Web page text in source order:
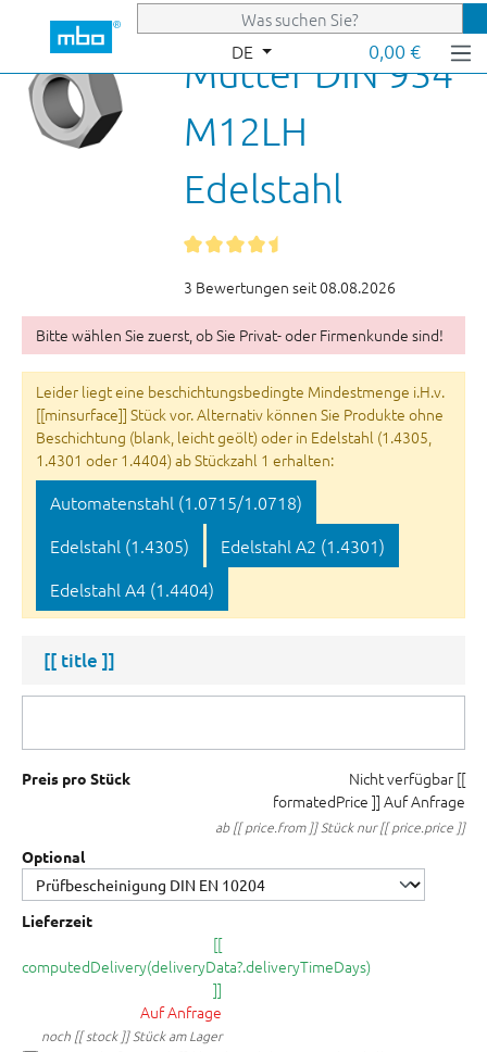
Zum Hauptinhalt springen
DE 0,00 €
Mutter DIN 934
M12LH
Edelstahl
3 Bewertungen seit 08.08.2026
Bitte wählen Sie zuerst, ob Sie Privat- oder Firmenkunde sind!
Leider liegt eine beschichtungsbedingte Mindestmenge i.H.v.
[[minsurface]] Stück vor. Alternativ können Sie Produkte ohne
Beschichtung (blank, leicht geölt) oder in Edelstahl (1.4305,
1.4301 oder 1.4404) ab Stückzahl 1 erhalten:
Automatenstahl (1.0715/1.0718)
Edelstahl (1.4305)
Edelstahl A2 (1.4301)
Edelstahl A4 (1.4404)
[[ title ]]
Preis pro Stück Nicht verfügbar [[
formatedPrice ]] Auf Anfrage
ab [[ price.from ]] Stück nur [[ price.price ]]
Optional
Lieferzeit
[[
computedDelivery(deliveryData?.deliveryTimeDays)
]]
Auf Anfrage
noch [[ stock ]] Stück am Lager